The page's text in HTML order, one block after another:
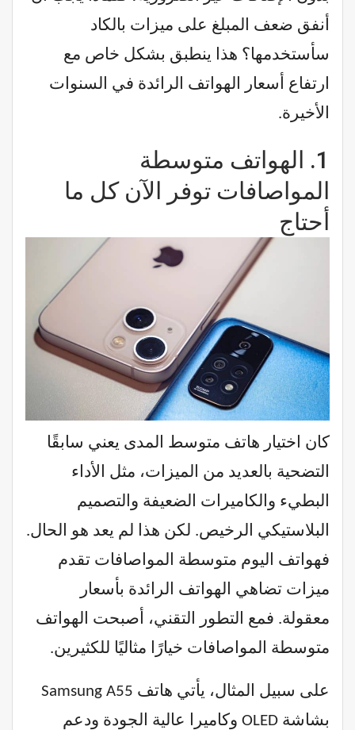
أنفق ضعف المبلغ على ميزات بالكاد
سأستخدمها؟ هذا ينطبق بشكل خاص مع
ارتفاع أسعار الهواتف الرائدة في السنوات
الأخيرة.
1. الهواتف متوسطة
المواصافات توفر الآن كل ما
أحتاج
كان اختيار هاتف متوسط المدى يعني سابقًا
التضحية بالعديد من الميزات، مثل الأداء
البطيء والكاميرات الضعيفة والتصميم
البلاستيكي الرخيص. لكن هذا لم يعد هو الحال.
فهواتف اليوم متوسطة المواصافات تقدم
ميزات تضاهي الهواتف الرائدة بأسعار
معقولة. فمع التطور التقني، أصبحت الهواتف
متوسطة المواصافات خيارًا مثاليًا للكثيرين.
على سبيل المثال، يأتي هاتف Samsung A55
بشاشة OLED وكاميرا عالية الجودة ودعم